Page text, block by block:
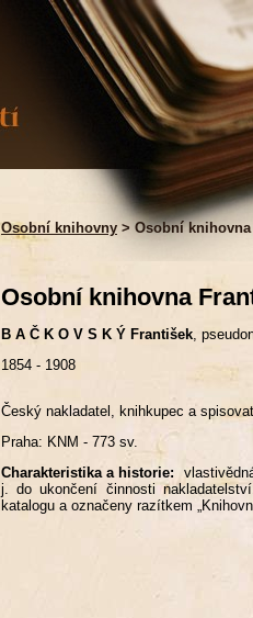
Osobní knihovny > Osobní
Osobní knihovna
B A Č K O V S K Ý František ,
1854 - 1908
Český nakladatel, knihkupec a
Praha: KNM - 773 sv.
Charakteristika a historie:
j. do ukončení činnosti
katalogu a označeny razítkem